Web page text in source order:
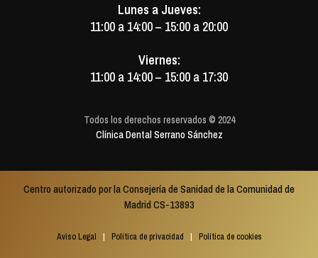
Lunes a Jueves:
11:00 a 14:00 – 15:00 a 20:00
Viernes:
11:00 a 14:00 – 15:00 a 17:30
Todos los derechos reservados © 2024
Clínica Dental Serrano Sánchez
Centro autorizado por la Consejería de Sanidad de la Comunidad de
Madrid CS-13893
Aviso Legal | Política de privacidad | Política de cookies